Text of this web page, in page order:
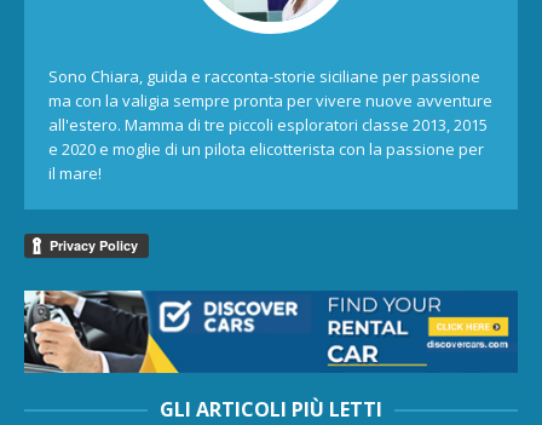
Sono Chiara, guida e racconta-storie siciliane per passione
ma con la valigia sempre pronta per vivere nuove avventure
all'estero. Mamma di tre piccoli esploratori classe 2013, 2015
e 2020 e moglie di un pilota elicotterista con la passione per
il mare!
GLI ARTICOLI PIÙ LETTI